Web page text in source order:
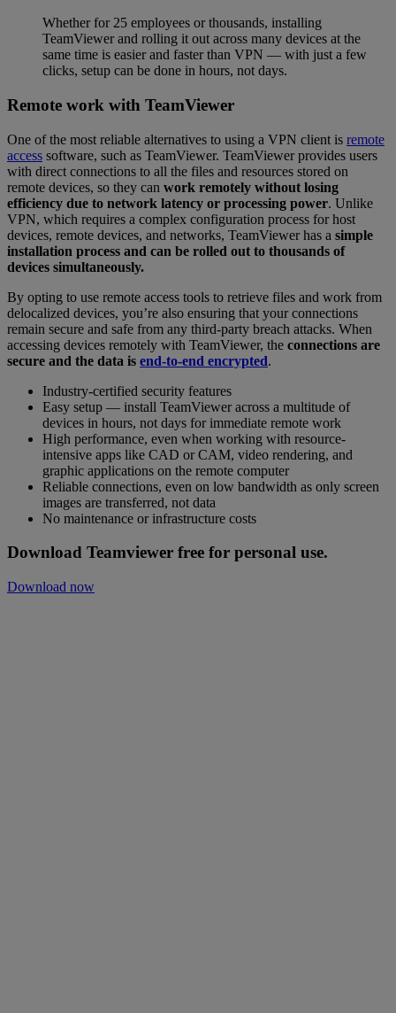
Whether for 25 employees or thousands, installing
TeamViewer and rolling it out across many devices at the
same time is easier and faster than VPN — with just a few
clicks, setup can be done in hours, not days.
Remote work with TeamViewer
One of the most reliable alternatives to using a VPN client is remote
access software, such as TeamViewer. TeamViewer provides users
with direct connections to all the files and resources stored on
remote devices, so they can work remotely without losing
efficiency due to network latency or processing power. Unlike
VPN, which requires a complex configuration process for host
devices, remote devices, and networks, TeamViewer has a simple
installation process and can be rolled out to thousands of
devices simultaneously.
By opting to use remote access tools to retrieve files and work from
delocalized devices, you’re also ensuring that your connections
remain secure and safe from any third-party breach attacks. When
accessing devices remotely with TeamViewer, the connections are
secure and the data is end-to-end encrypted.
Industry-certified security features
Easy setup — install TeamViewer across a multitude of
devices in hours, not days for immediate remote work
High performance, even when working with resource-
intensive apps like CAD or CAM, video rendering, and
graphic applications on the remote computer
Reliable connections, even on low bandwidth as only screen
images are transferred, not data
No maintenance or infrastructure costs
Download Teamviewer free for personal use.
Download now